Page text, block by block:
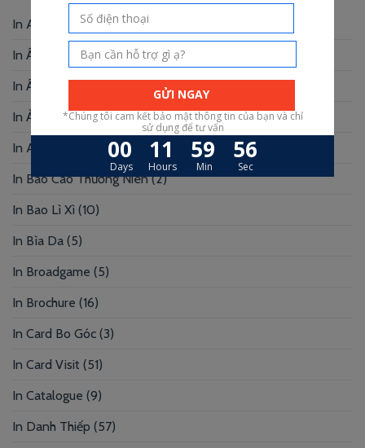
In Album
(2)
In Ấn Phẩm Quảng Cáo (9)
In Ấn Phẩm Văn Phòng
In Ảnh
(3)
In Artprint
In Báo Cáo Thường Niên(2)
In Bao Lì Xì (10)
In Bìa Da (5)
In Broadgame (5)
In Brochure (16)
In Card Bo Góc (3)
In Card Visit (51)
In Catalogue (9)
In Danh Thiếp (57)